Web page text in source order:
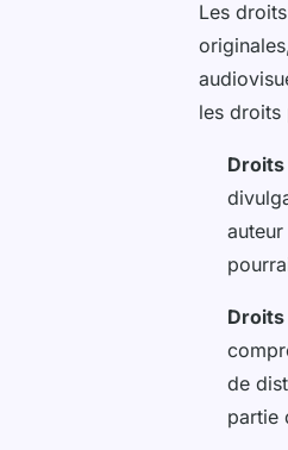
Les
les droits
de
partie